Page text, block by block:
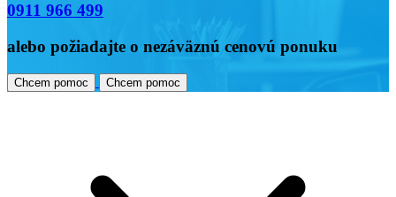
0911 966 499
alebo požiadajte o nezáväznú cenovú ponuku
Chcem pomoc Chcem pomoc